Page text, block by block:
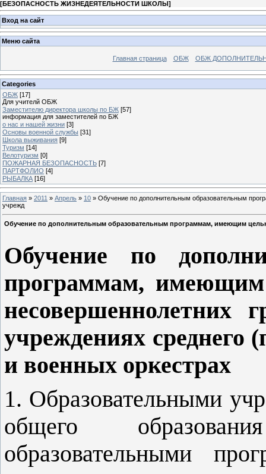
[БЕЗОПАСНОСТЬ ЖИЗНЕДЕЯТЕЛЬНОСТИ ШКОЛЫ]
Вход на сайт
Меню сайта
Главная страница ОБЖ ОБЖ
Categories
ОБЖ [17]
Для учителй ОБЖ
Заместителю директора школы по БЖ [57]
информация для заместителей по БЖ
о нас и нашей жизни [3]
Основы военной службы [31]
Школа выживания [9]
Туризм [14]
Велотуризм [0]
ПОЖАРНАЯ БЕЗОПАСНОСТЬ [7]
ПАРТФОЛИО [4]
РЫБАЛКА [16]
Главная » 2011 » Апрель » 10 » Обучение по дополнительным образовательным
учрежд
Обучение по дополнительным образовательным программам, имеющим
Обучение по
программам, имеющим
несовершеннолетних
учреждениях среднего
и военных оркестрах
1. Образовательными
общего
образовательными